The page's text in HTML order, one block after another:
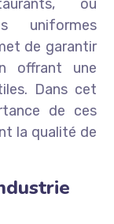
ou
uniformes
de garantir
offrant une
Dans cet
de ces
la qualité de